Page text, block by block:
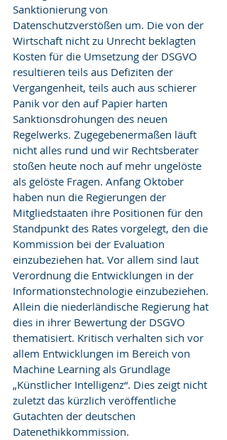
Sanktionierung von
Datenschutzverstößen um. Die von der
Wirtschaft nicht zu Unrecht beklagten
Kosten für die Umsetzung der DSGVO
resultieren teils aus Defiziten der
Vergangenheit, teils auch aus schierer
Panik vor den auf Papier harten
Sanktionsdrohungen des neuen
Regelwerks. Zugegebenermaßen läuft
nicht alles rund und wir Rechtsberater
stoßen heute noch auf mehr ungelöste
als gelöste Fragen. Anfang Oktober
haben nun die Regierungen der
Mitgliedstaaten ihre Positionen für den
Standpunkt des Rates vorgelegt, den die
Kommission bei der Evaluation
einzubeziehen hat. Vor allem sind laut
Verordnung die Entwicklungen in der
Informationstechnologie einzubeziehen.
Allein die niederländische Regierung hat
dies in ihrer Bewertung der DSGVO
thematisiert. Kritisch verhalten sich vor
allem Entwicklungen im Bereich von
Machine Learning als Grundlage
„Künstlicher Intelligenz“. Dies zeigt nicht
zuletzt das kürzlich veröffentliche
Gutachten der deutschen
Datenethikkommission.